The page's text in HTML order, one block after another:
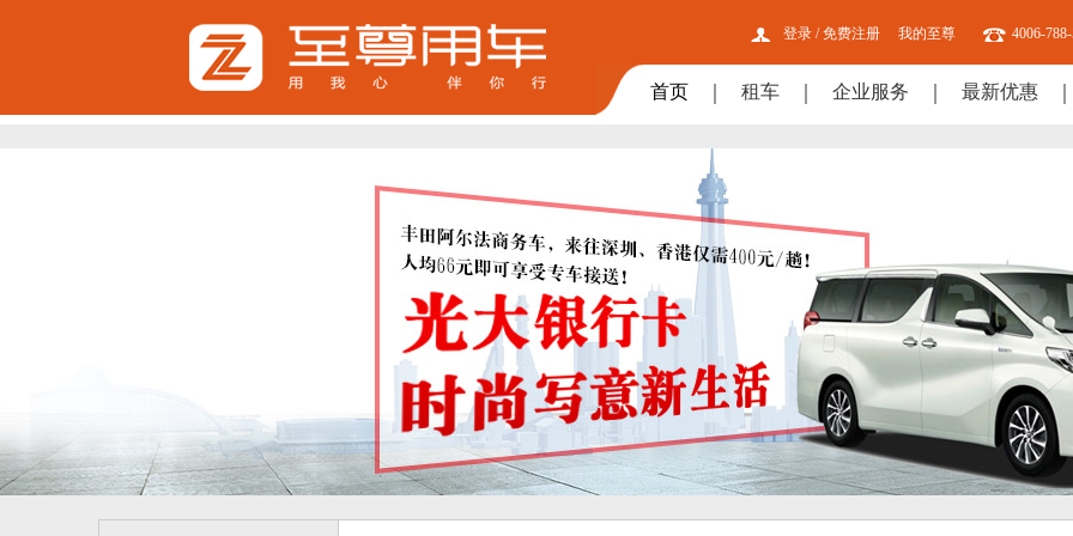
登录 / 免费注册 我的至尊 4006-
首页 租车 企业服务 最新优惠